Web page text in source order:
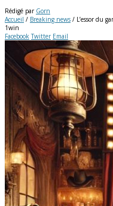
Rédigé par Gorn
Accueil / Breaking news / L’essor du
1win
Facebook Twitter Email